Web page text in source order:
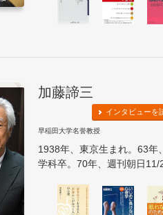
加藤諦三
インタビューを
早稲田大学名誉教授
1938年、東京生まれ。63年
学科卒。70年、週刊朝日